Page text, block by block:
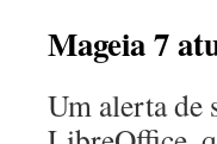
Mageia 7
Um alerta de